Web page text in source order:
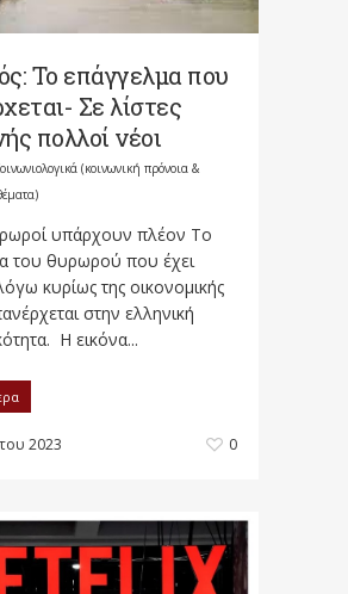
Το επάγγελμα που
Σε λίστες
πολλοί νέοι
(κοινωνική πρόνοια &
υπάρχουν πλέον Το
του θυρωρού που έχει
κυρίως της οικονομικής
στην ελληνική
Η εικόνα...
2023 0